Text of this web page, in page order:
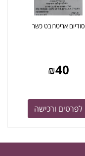
סודיום אריטרובט כשר
₪40
לפרטים ורכישה